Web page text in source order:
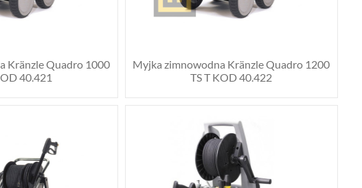
Kränzle Quadro 1000
40.421
Myjka zimnowodna Kränzle Quadro 1200
TS T KOD 40.422